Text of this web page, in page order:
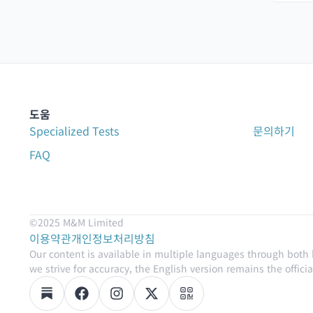
도움
Specialized Tests
문의하기
FAQ
©2025 M&M Limited
이용약관개인정보처리방침
Our content is available in multiple languages through
we strive for accuracy, the English version remains the